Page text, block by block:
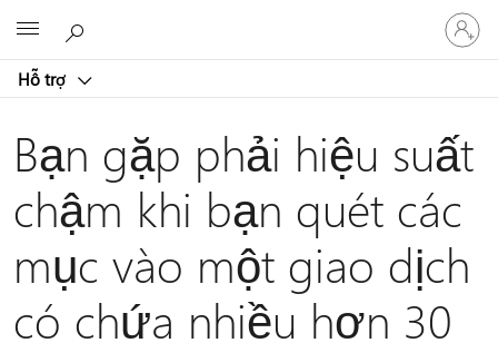
Hỗ trợ
Đăng
nhập
tài
bạn
Bạn gặp phải hiệu suất
chậm khi bạn quét các
mục vào một giao dịch
có chứa nhiều hơn 30